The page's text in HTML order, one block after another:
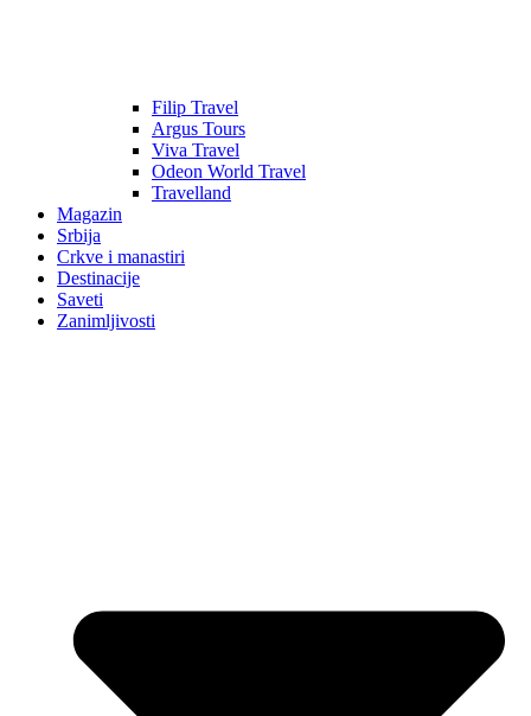
Filip Travel
Argus Tours
Viva Travel
Odeon World Travel
Travelland
Magazin
Srbija
Crkve i manastiri
Destinacije
Saveti
Zanimljivosti